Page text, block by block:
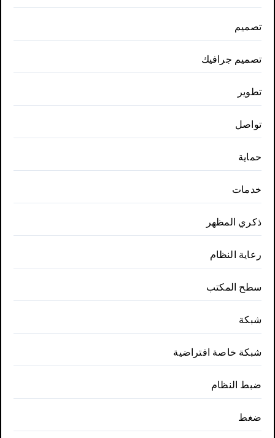
تصميم
تصميم جرافيك
تطوير
تواصل
حماية
خدمات
ذكري المظهر
رعاية النظام
سطح المكتب
شبكة
شبكة خاصة افتراضية
ضبط النظام
ضغط